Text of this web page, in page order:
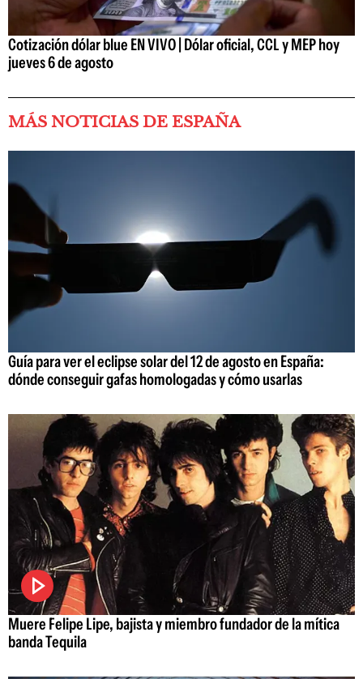
Cotización dólar blue EN VIVO | Dólar oficial, CCL y MEP hoy
jueves 6 de agosto
MÁS NOTICIAS DE ESPAÑA
Guía para ver el eclipse solar del 12 de agosto en España:
dónde conseguir gafas homologadas y cómo usarlas
Muere Felipe Lipe, bajista y miembro fundador de la mítica
banda Tequila